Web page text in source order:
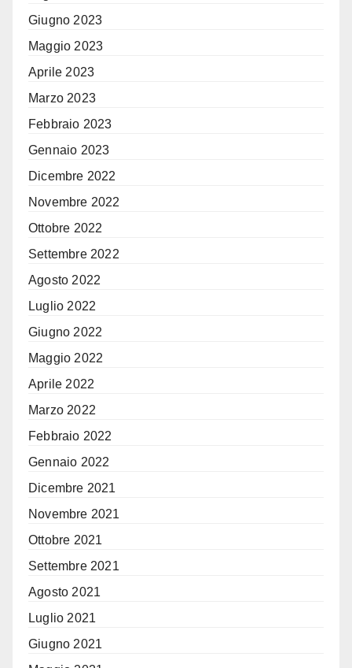
Giugno 2023
Maggio 2023
Aprile 2023
Marzo 2023
Febbraio 2023
Gennaio 2023
Dicembre 2022
Novembre 2022
Ottobre 2022
Settembre 2022
Agosto 2022
Luglio 2022
Giugno 2022
Maggio 2022
Aprile 2022
Marzo 2022
Febbraio 2022
Gennaio 2022
Dicembre 2021
Novembre 2021
Ottobre 2021
Settembre 2021
Agosto 2021
Luglio 2021
Giugno 2021